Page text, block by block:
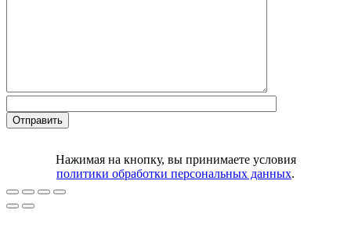
Нажимая на кнопку, вы принимаете условия
политики обработки персональных данных.